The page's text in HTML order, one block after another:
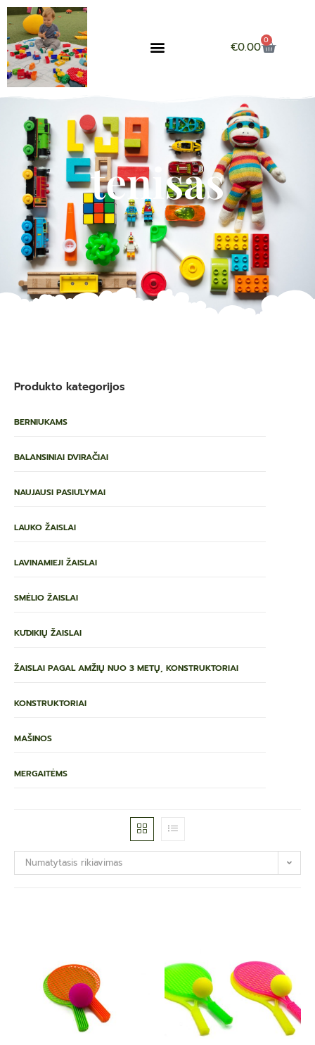
€0.00 0
tenisas
Produkto kategorijos
BERNIUKAMS
BALANSINIAI DVIRAČIAI
NAUJAUSI PASIŪLYMAI
LAUKO ŽAISLAI
LAVINAMIEJI ŽAISLAI
SMĖLIO ŽAISLAI
KŪDIKIŲ ŽAISLAI
ŽAISLAI PAGAL AMŽIŲ NUO 3 METŲ, KONSTRUKTORIAI
KONSTRUKTORIAI
MAŠINOS
MERGAITĖMS
Numatytasis rikiavimas